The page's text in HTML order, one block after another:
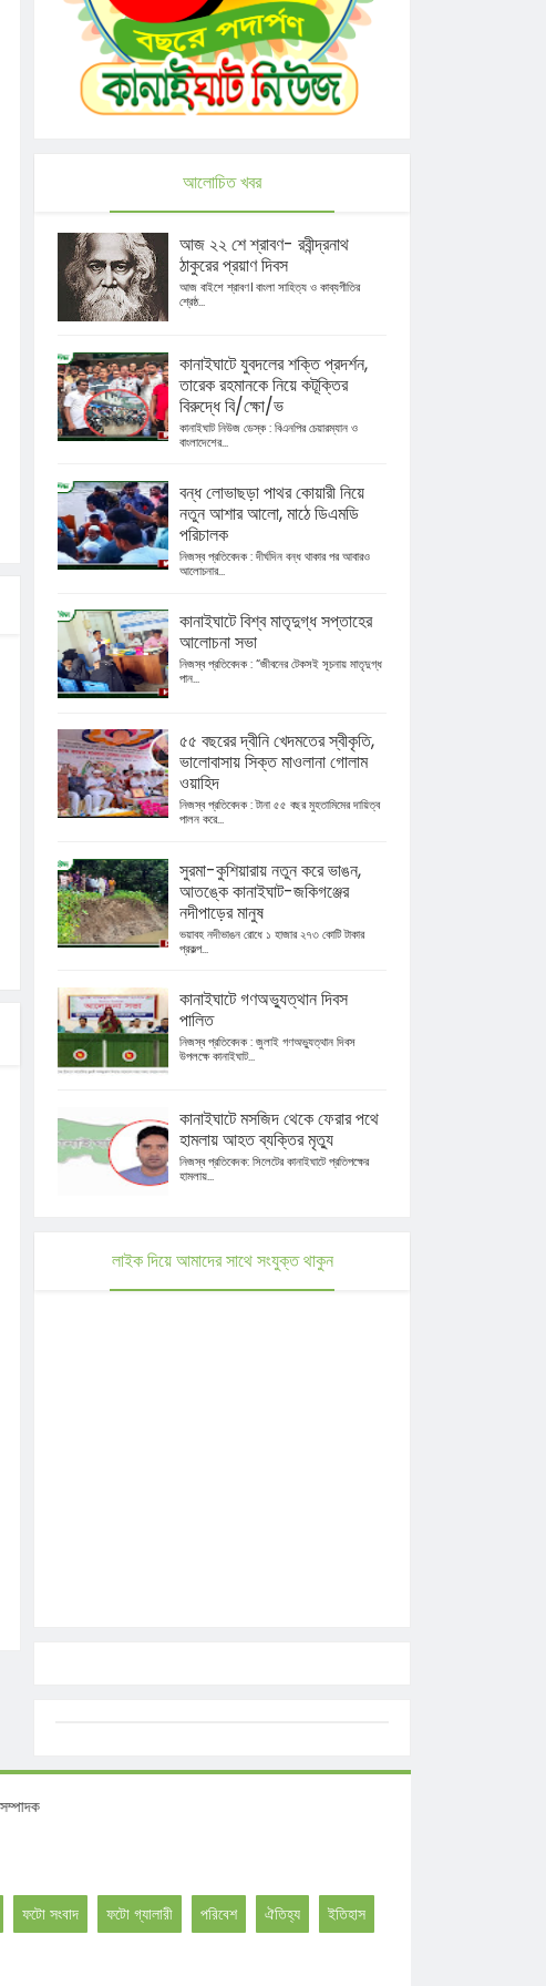
আলোচিত খবর
আজ ২২ শে শ্রাবণ- রবীন্দ্রনাথ
ঠাকুরের প্রয়াণ দিবস
আজ বাইশে শ্রাবণ। বাংলা সাহিত্য ও কাব্যগীতির
শ্রেষ্ঠ...
কানাইঘাটে যুবদলের শক্তি প্রদর্শন,
তারেক রহমানকে নিয়ে কটূক্তির
বিরুদ্ধে বি/ক্ষো/ভ
কানাইঘাট নিউজ ডেস্ক : বিএনপির চেয়ারম্যান ও
বাংলাদেশের...
বন্ধ লোভাছড়া পাথর কোয়ারী নিয়ে
নতুন আশার আলো, মাঠে ডিএমডি
পরিচালক
নিজস্ব প্রতিবেদক : দীর্ঘদিন বন্ধ থাকার পর আবারও
আলোচনার...
কানাইঘাটে বিশ্ব মাতৃদুগ্ধ সপ্তাহের
আলোচনা সভা
নিজস্ব প্রতিবেদক : “জীবনের টেকসই সূচনায় মাতৃদুগ্ধ
পান...
৫৫ বছরের দ্বীনি খেদমতের স্বীকৃতি,
ভালোবাসায় সিক্ত মাওলানা গোলাম
ওয়াহিদ
নিজস্ব প্রতিবেদক : টানা ৫৫ বছর মুহতামিমের দায়িত্ব
পালন করে...
সুরমা-কুশিয়ারায় নতুন করে ভাঙন,
আতঙ্কে কানাইঘাট-জকিগঞ্জের
নদীপাড়ের মানুষ
ভয়াবহ নদীভাঙন রোধে ১ হাজার ২৭৩ কোটি টাকার
প্রকল্প...
কানাইঘাটে গণঅভ্যুত্থান দিবস
পালিত
নিজস্ব প্রতিবেদক : জুলাই গণঅভ্যুত্থান দিবস
উপলক্ষে কানাইঘাট...
কানাইঘাটে মসজিদ থেকে ফেরার পথে
হামলায় আহত ব্যক্তির মৃত্যু
নিজস্ব প্রতিবেদক: সিলেটের কানাইঘাটে প্রতিপক্ষের
হামলায়...
লাইক দিয়ে আমাদের সাথে সংযুক্ত থাকুন
ফটো সংবাদ ফটো গ্যালারী পরিবেশ ঐতিহ্য ইতিহাস